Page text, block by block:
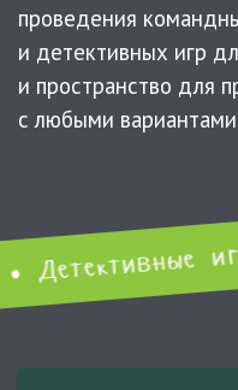
проведения
и детективных игр
и пространство для
с любыми